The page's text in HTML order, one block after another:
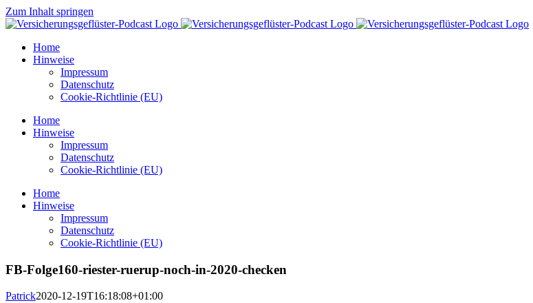
Zum Inhalt springen
Home
Hinweise
Impressum
Datenschutz
Cookie-Richtlinie (EU)
Home
Hinweise
Impressum
Datenschutz
Cookie-Richtlinie (EU)
Home
Hinweise
Impressum
Datenschutz
Cookie-Richtlinie (EU)
FB-Folge160-riester-ruerup-noch-in-2020-checken
Patrick2020-12-19T16:18:08+01:00